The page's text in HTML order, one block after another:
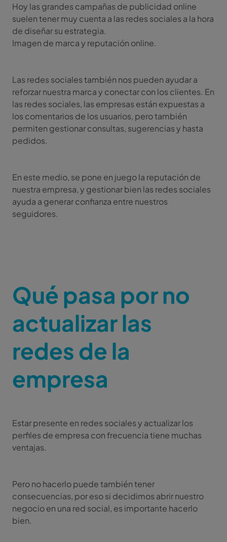
Hoy las grandes campañas de publicidad online
suelen tener muy cuenta a las redes sociales a la hora
de diseñar su estrategia.
Imagen de marca y reputación online.
Las redes sociales también nos pueden ayudar a
reforzar nuestra marca y conectar con los clientes. En
las redes sociales, las empresas están expuestas a
los comentarios de los usuarios, pero también
permiten gestionar consultas, sugerencias y hasta
pedidos.
En este medio, se pone en juego la reputación de
nuestra empresa, y gestionar bien las redes sociales
ayuda a generar confianza entre nuestros
seguidores.
Qué pasa por no
actualizar las
redes de la
empresa
Estar presente en redes sociales y actualizar los
perfiles de empresa con frecuencia tiene muchas
ventajas.
Pero no hacerlo puede también tener
consecuencias, por eso si decidimos abrir nuestro
negocio en una red social, es importante hacerlo
bien.